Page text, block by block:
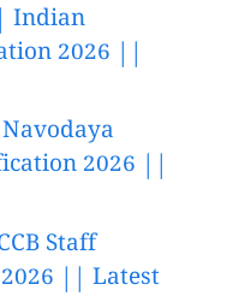
Indian
2026 ||
2026 ||
Staff
|| Latest